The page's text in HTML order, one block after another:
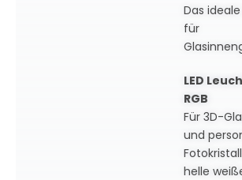
Das
für
LED
RGB
Für 3D-
und
helle